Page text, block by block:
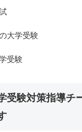
大学受験
受験
受験対策指導チ